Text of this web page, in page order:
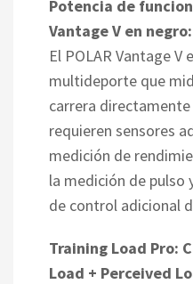
Potencia de
Vantage V en negro:
El POLAR Vantage V
multideporte que
carrera
requieren sensores
medición de
la medición de pulso
de control adicional
Training Load Pro:
Load + Perceived